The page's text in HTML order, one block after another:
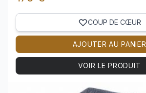
COUP DE CŒUR
AJOUTER AU PANIER
VOIR LE PRODUIT
Voir le produit GRAND SAC A DOS